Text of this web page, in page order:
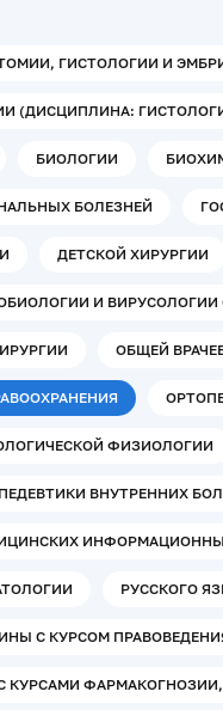
ГИСТОЛОГИИ И
(ДИСЦИПЛИНА:
БИОЛОГИИ
БОЛЕЗНЕЙ
ДЕТСКОЙ ХИРУРГИИ
И
ОБЩЕЙ
ФИЗИОЛОГИИ
ВНУТРЕННИХ
РУССКОГО
С КУРСОМ